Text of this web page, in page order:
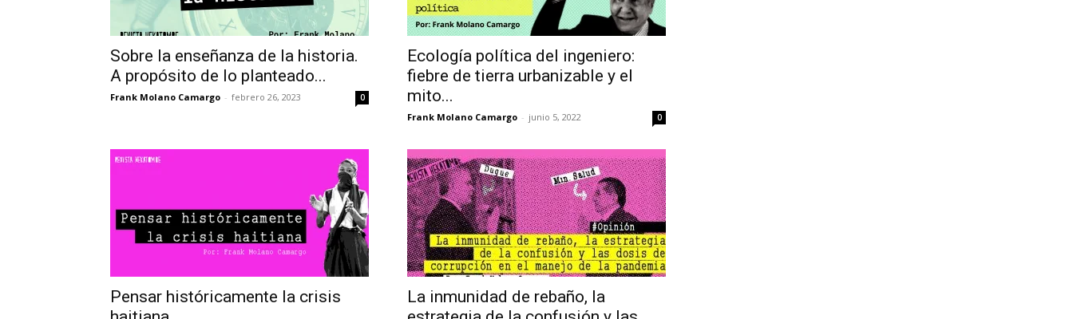
Sobre la enseñanza de la historia.
A propósito de lo planteado...
Frank Molano Camargo - febrero 26, 2023 0
Ecología política del ingeniero:
fiebre de tierra urbanizable y el
mito...
Frank Molano Camargo - junio 5, 2022 0
Pensar históricamente la crisis
La inmunidad de rebaño, la